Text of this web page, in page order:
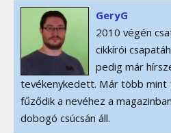
GeryG
2010 végén
cikkírói
pedig már
tevékenykedett. Már több mint
fűződik a nevéhez a
dobogó csúcsán áll.